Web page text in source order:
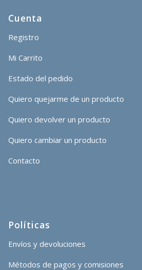
Cuenta
Registro
Mi Carrito
Estado del pedido
Quiero quejarme de un producto
Quiero devolver un producto
Quiero cambiar un producto
Contacto
Políticas
Envíos y devoluciones
Métodos de pagos y comisiones